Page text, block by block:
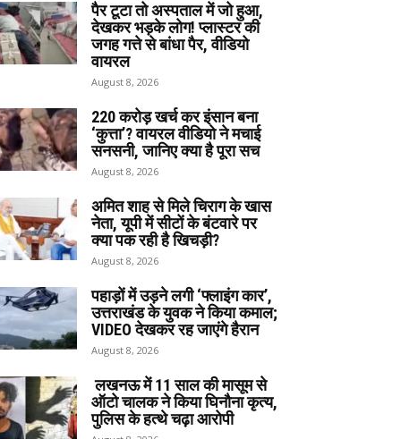
पैर टूटा तो अस्पताल में जो हुआ,
देखकर भड़के लोग! प्लास्टर की
जगह गत्ते से बांधा पैर, वीडियो
वायरल
August 8, 2026
220 करोड़ खर्च कर इंसान बना
‘कुत्ता’? वायरल वीडियो ने मचाई
सनसनी, जानिए क्या है पूरा सच
August 8, 2026
अमित शाह से मिले चिराग के खास
नेता, यूपी में सीटों के बंटवारे पर
क्या पक रही है खिचड़ी?
August 8, 2026
पहाड़ों में उड़ने लगी ‘फ्लाइंग कार’,
उत्तराखंड के युवक ने किया कमाल;
VIDEO देखकर रह जाएंगे हैरान
August 8, 2026
लखनऊ में 11 साल की मासूम से
ऑटो चालक ने किया घिनौना कृत्य,
पुलिस के हत्थे चढ़ा आरोपी